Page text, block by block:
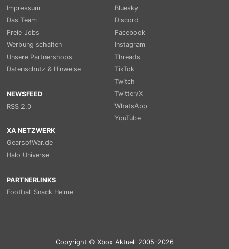
Impressum
Das Team
Freie Jobs
Werbung schalten
Unsere Partnershops
Datenschutz & Hinweise
NEWSFEED
RSS 2.0
Bluesky
Discord
Facebook
Instagram
Threads
TikTok
Twitch
Twitter/X
WhatsApp
YouTube
XA NETZWERK
GearsofWar.de
Halo Universe
PARTNERLINKS
Football Snack Helme
Copyright © Xbox Aktuell 2005-2026